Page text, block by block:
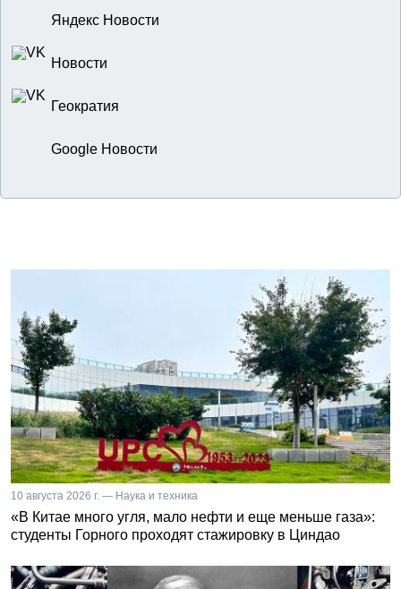
Яндекс Новости
Новости
Геократия
Google Новости
10 августа 2026 г. — Наука и техника
«В Китае много угля, мало нефти и еще меньше газа»:
студенты Горного проходят стажировку в Циндао